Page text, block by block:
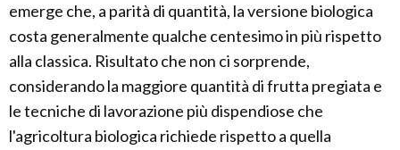
emerge che, a parità di quantità, la versione biologica
costa generalmente qualche centesimo in più rispetto
alla classica. Risultato che non ci sorprende,
considerando la maggiore quantità di frutta pregiata e
le tecniche di lavorazione più dispendiose che
l'agricoltura biologica richiede rispetto a quella